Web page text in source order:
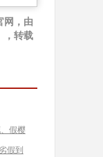
网，由
，转载
假樱
假到